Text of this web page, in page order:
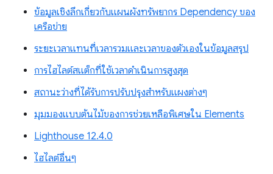
ข้อมูลเชิงลึกเกี่ยวกับแผนผังทรัพยากร Dependency ของ
เครือข่าย
ระยะเวลาแทนที่เวลารวมและเวลาของตัวเองในข้อมูลสรุป
การไฮไลต์สแต็กที่ใช้เวลาดำเนินการสูงสุด
สถานะว่างที่ได้รับการปรับปรุงสำหรับแผงต่างๆ
มุมมองแบบต้นไม้ของการช่วยเหลือพิเศษใน Elements
Lighthouse 12.4.0
ไฮไลต์อื่นๆ